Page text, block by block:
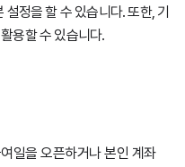
정을 할 수 있습니다. 또한, 기
용할 수 있습니다.
일을 오픈하거나 본인 계좌